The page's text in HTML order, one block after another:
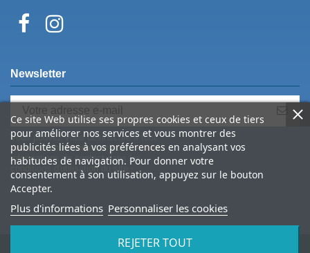
Ce site Web utilise ses propres cookies et ceux de tiers
pour améliorer nos services et vous montrer des
publicités liées à vos préférences en analysant vos
habitudes de navigation. Pour donner votre
consentement à son utilisation, appuyez sur le bouton
Accepter.
Plus d'informations Personnaliser les cookies
REJETER TOUT
Newsletter
Vous pouvez vous désinscrire à tout
moment. Vous trouverez pour cela nos
informations de contact dans les
conditions d'utilisation du site.